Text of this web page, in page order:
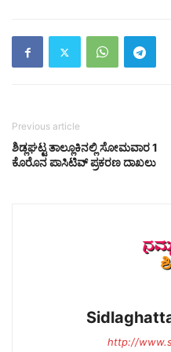
Previous article
ಶಿಡ್ಲಘಟ್ಟ ತಾಲ್ಲೂಕಿನಲ್ಲಿ ಸೋಮವಾರ 1
ಕೊರೊನ ಪಾಸಿಟಿವ್ ಪ್ರಕರಣ ದಾಖಲು
http://